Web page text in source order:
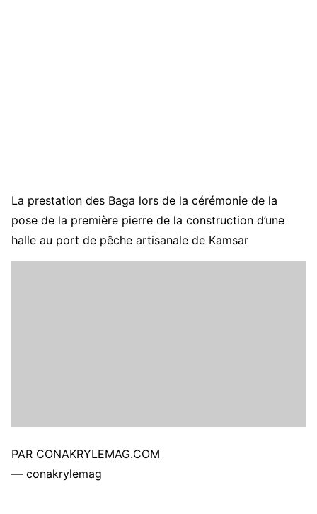
La prestation des Baga lors de la cérémonie de la
pose de la première pierre de la construction d’une
halle au port de pêche artisanale de Kamsar
PAR CONAKRYLEMAG.COM
— conakrylemag